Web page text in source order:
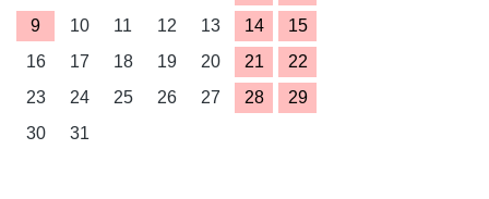
9
10 11 12 13 14
15
16
17 18 19 20 21
22
23
24 25 26 27 28
29
30
31